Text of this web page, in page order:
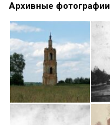
Архивные фотографии